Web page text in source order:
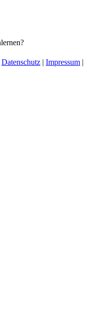
Datenschutz | Impressum |